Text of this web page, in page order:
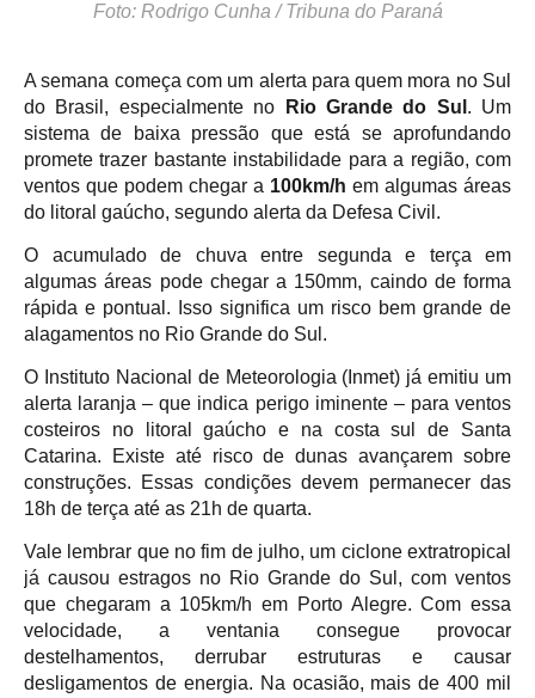
Foto: Rodrigo Cunha / Tribuna do Paraná
A semana começa com um alerta para quem mora no Sul
do Brasil, especialmente no
Rio Grande do Sul . Um
sistema de baixa pressão que está se aprofundando
promete trazer bastante instabilidade para a região, com
ventos que podem chegar a 100km/h em algumas áreas
do litoral gaúcho, segundo alerta da Defesa Civil.
O acumulado de chuva entre segunda e terça em
algumas áreas pode chegar a 150mm, caindo de forma
rápida e pontual. Isso significa um risco bem grande de
alagamentos no Rio Grande do Sul.
O Instituto Nacional de Meteorologia (Inmet) já emitiu um
alerta laranja – que indica perigo iminente – para ventos
costeiros no litoral gaúcho e na costa sul de Santa
Catarina. Existe até risco de dunas avançarem sobre
construções. Essas condições devem permanecer das
18h de terça até as 21h de quarta.
Vale lembrar que no fim de julho, um ciclone extratropical
já causou estragos no Rio Grande do Sul, com ventos
que chegaram a 105km/h em Porto Alegre. Com essa
velocidade, a ventania consegue provocar
destelhamentos, derrubar estruturas e causar
desligamentos de energia. Na ocasião, mais de 400 mil